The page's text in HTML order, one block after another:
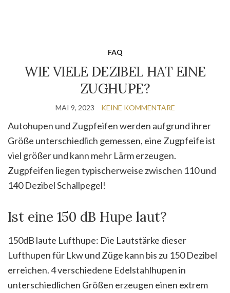
FAQ
WIE VIELE DEZIBEL HAT EINE
ZUGHUPE?
MAI 9, 2023 KEINE KOMMENTARE
Autohupen und Zugpfeifen werden aufgrund ihrer
Größe unterschiedlich gemessen, eine Zugpfeife ist
viel größer und kann mehr Lärm erzeugen.
Zugpfeifen liegen typischerweise zwischen 110 und
140 Dezibel Schallpegel!
Ist eine 150 dB Hupe laut?
150dB laute Lufthupe: Die Lautstärke dieser
Lufthupen für Lkw und Züge kann bis zu 150 Dezibel
erreichen. 4 verschiedene Edelstahlhupen in
unterschiedlichen Größen erzeugen einen extrem